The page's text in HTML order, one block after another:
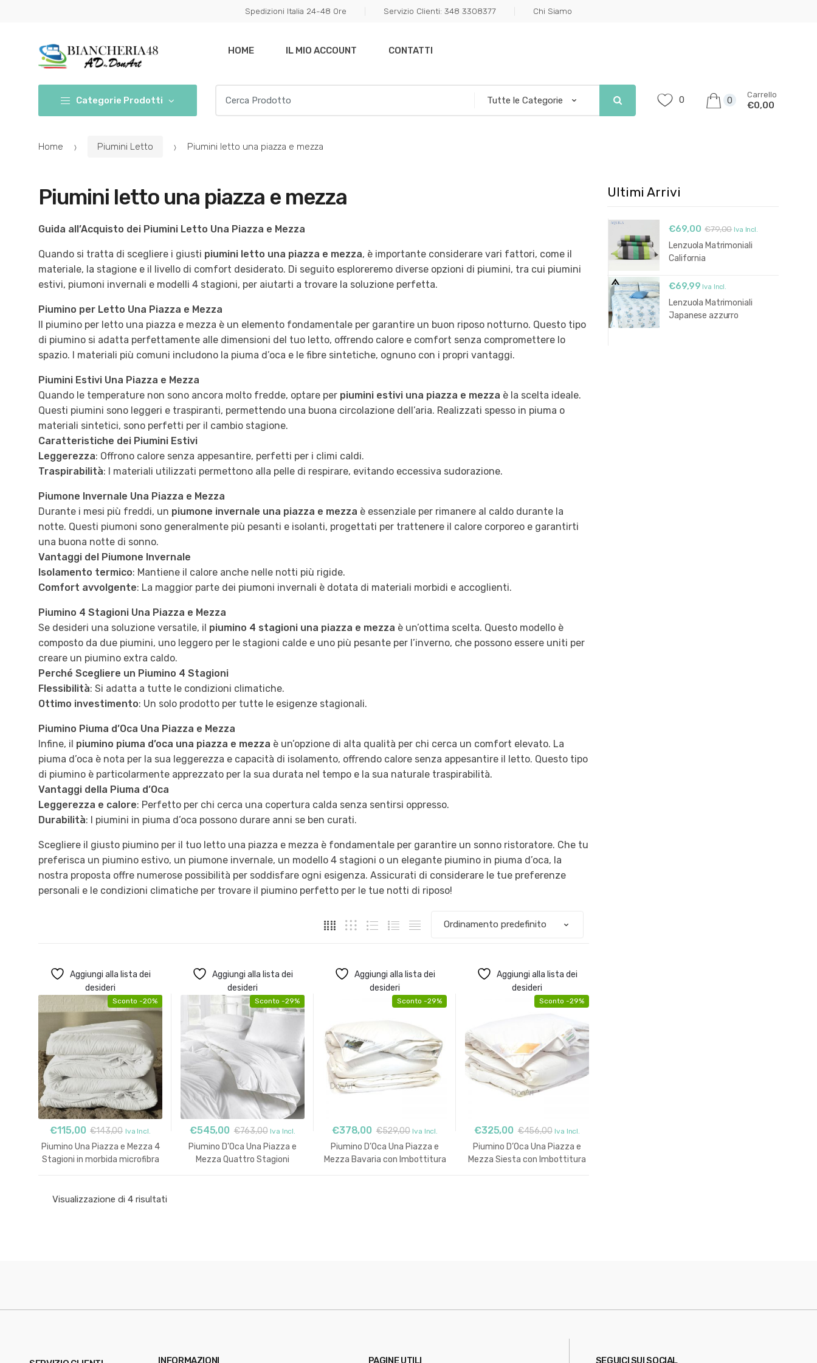
Spedizioni Italia 24-48 Ore Servizio Clienti: 348 3308377 Chi Siamo
HOME IL MIO ACCOUNT CONTATTI
Categorie Prodotti 0 0
Carrello
€0,00
Home Piumini Letto Piumini letto una piazza e mezza
Piumini letto una piazza e mezza
Guida all’Acquisto dei Piumini Letto Una Piazza e Mezza
Quando si tratta di scegliere i giusti piumini letto una piazza e mezza, è importante considerare vari fattori, come il
materiale, la stagione e il livello di comfort desiderato. Di seguito esploreremo diverse opzioni di piumini, tra cui piumini
estivi, piumoni invernali e modelli 4 stagioni, per aiutarti a trovare la soluzione perfetta.
Piumino per Letto Una Piazza e Mezza
Il piumino per letto una piazza e mezza è un elemento fondamentale per garantire un buon riposo notturno. Questo tipo
di piumino si adatta perfettamente alle dimensioni del tuo letto, offrendo calore e comfort senza compromettere lo
spazio. I materiali più comuni includono la piuma d’oca e le fibre sintetiche, ognuno con i propri vantaggi.
Piumini Estivi Una Piazza e Mezza
Quando le temperature non sono ancora molto fredde, optare per piumini estivi una piazza e mezza è la scelta ideale.
Questi piumini sono leggeri e traspiranti, permettendo una buona circolazione dell’aria. Realizzati spesso in piuma o
materiali sintetici, sono perfetti per il cambio stagione.
Caratteristiche dei Piumini Estivi
Leggerezza: Offrono calore senza appesantire, perfetti per i climi caldi.
Traspirabilità: I materiali utilizzati permettono alla pelle di respirare, evitando eccessiva sudorazione.
Piumone Invernale Una Piazza e Mezza
Durante i mesi più freddi, un piumone invernale una piazza e mezza è essenziale per rimanere al caldo durante la
notte. Questi piumoni sono generalmente più pesanti e isolanti, progettati per trattenere il calore corporeo e garantirti
una buona notte di sonno.
Vantaggi del Piumone Invernale
Isolamento termico: Mantiene il calore anche nelle notti più rigide.
Comfort avvolgente: La maggior parte dei piumoni invernali è dotata di materiali morbidi e accoglienti.
Piumino 4 Stagioni Una Piazza e Mezza
Se desideri una soluzione versatile, il piumino 4 stagioni una piazza e mezza è un’ottima scelta. Questo modello è
composto da due piumini, uno leggero per le stagioni calde e uno più pesante per l’inverno, che possono essere uniti per
creare un piumino extra caldo.
Perché Scegliere un Piumino 4 Stagioni
Flessibilità: Si adatta a tutte le condizioni climatiche.
Ottimo investimento: Un solo prodotto per tutte le esigenze stagionali.
Piumino Piuma d’Oca Una Piazza e Mezza
Infine, il piumino piuma d’oca una piazza e mezza è un’opzione di alta qualità per chi cerca un comfort elevato. La
piuma d’oca è nota per la sua leggerezza e capacità di isolamento, offrendo calore senza appesantire il letto. Questo tipo
di piumino è particolarmente apprezzato per la sua durata nel tempo e la sua naturale traspirabilità.
Vantaggi della Piuma d’Oca
Leggerezza e calore: Perfetto per chi cerca una copertura calda senza sentirsi oppresso.
Durabilità: I piumini in piuma d’oca possono durare anni se ben curati.
Scegliere il giusto piumino per il tuo letto una piazza e mezza è fondamentale per garantire un sonno ristoratore. Che tu
preferisca un piumino estivo, un piumone invernale, un modello 4 stagioni o un elegante piumino in piuma d’oca, la
nostra proposta offre numerose possibilità per soddisfare ogni esigenza. Assicurati di considerare le tue preferenze
personali e le condizioni climatiche per trovare il piumino perfetto per le tue notti di riposo!
Aggiungi alla lista dei
desideri
Sconto -20%
€115,00 €143,00 Iva Incl.
Piumino Una Piazza e Mezza 4
Stagioni in morbida microfibra
Aggiungi alla lista dei
desideri
Sconto -29%
€545,00 €763,00 Iva Incl.
Piumino D’Oca Una Piazza e
Mezza Quattro Stagioni
Aggiungi alla lista dei
desideri
Sconto -29%
€378,00 €529,00 Iva Incl.
Piumino D’Oca Una Piazza e
Mezza Bavaria con Imbottitura
Aggiungi alla lista dei
desideri
Sconto -29%
€325,00 €456,00 Iva Incl.
Piumino D’Oca Una Piazza e
Mezza Siesta con Imbottitura
Visualizzazione di 4 risultati
Ultimi Arrivi
€69,00 €79,00 Iva Incl.
Lenzuola Matrimoniali
California
€69,99 Iva Incl.
Lenzuola Matrimoniali
Japanese azzurro
INFORMAZIONI PAGINE UTILI SEGUICI SUI SOCIAL